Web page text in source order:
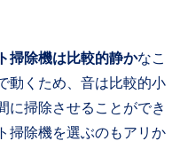
掃除機は比較的静かなこ
動くため、音は比較的小
に掃除させることができ
掃除機を選ぶのもアリか